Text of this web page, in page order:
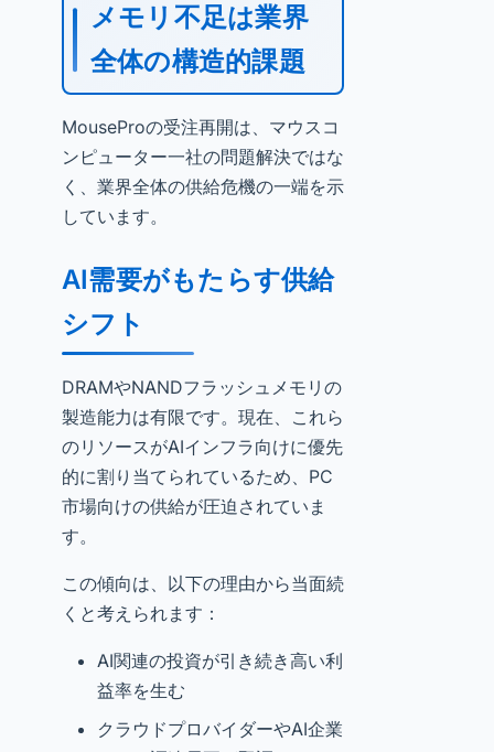
メモリ不足は業界
全体の構造的課題
MouseProの受注再開は、マウスコ
ンピューター一社の問題解決ではな
く、業界全体の供給危機の一端を示
しています。
AI需要がもたらす供給
シフト
DRAMやNANDフラッシュメモリの
製造能力は有限です。現在、これら
のリソースがAIインフラ向けに優先
的に割り当てられているため、PC
市場向けの供給が圧迫されていま
す。
この傾向は、以下の理由から当面続
くと考えられます：
AI関連の投資が引き続き高い利
益率を生む
クラウドプロバイダーやAI企業